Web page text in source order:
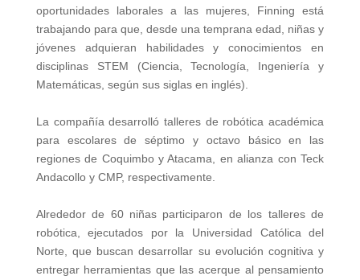
oportunidades laborales a las mujeres, Finning está
trabajando para que, desde una temprana edad, niñas y
jóvenes adquieran habilidades y conocimientos en
disciplinas STEM (Ciencia, Tecnología, Ingeniería y
Matemáticas, según sus siglas en inglés).
La compañía desarrolló talleres de robótica académica
para escolares de séptimo y octavo básico en las
regiones de Coquimbo y Atacama, en alianza con Teck
Andacollo y CMP, respectivamente.
Alrededor de 60 niñas participaron de los talleres de
robótica, ejecutados por la Universidad Católica del
Norte, que buscan desarrollar su evolución cognitiva y
entregar herramientas que las acerque al pensamiento